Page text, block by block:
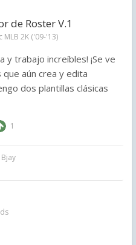
de Roster V.1
MLB 2K ('09-'13)
y trabajo increíbles! ¡Se ve
aún crea y edita
dos plantillas clásicas
1
Bjay